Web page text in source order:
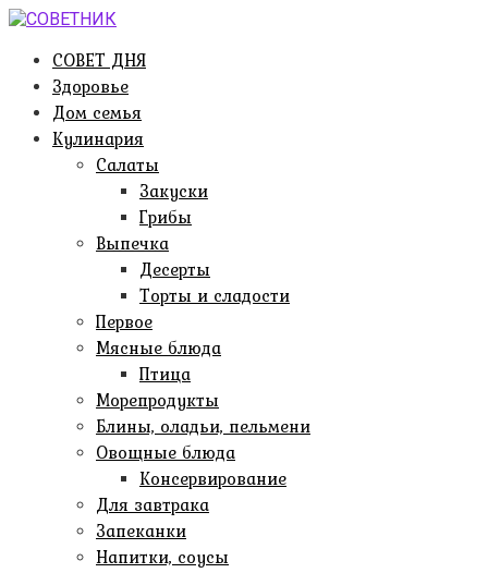
Перейти
контентуСОВЕТ ДНЯ
Здоровье
Дом семья
Кулинария
Салаты
Закуски
Грибы
Выпечка
Десерты
Торты и сладости
Первое
Мясные блюда
Птица
Морепродукты
Блины, оладьи, пельмени
Овощные блюда
Консервирование
Для завтрака
Запеканки
Напитки, соусы